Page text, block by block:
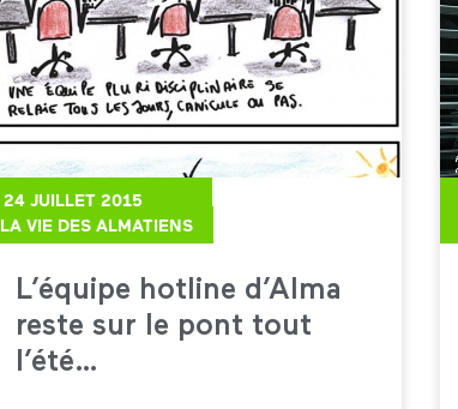
LA VIE DES ALMATIENS
L’équipe hotline d’Alma
reste sur le pont tout
l’été…
24 JUILLET 2015